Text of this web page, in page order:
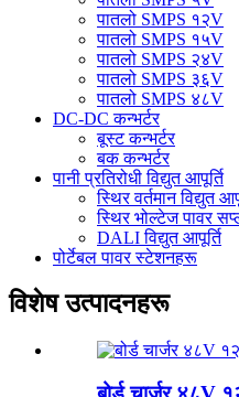
पातलो SMPS १२V
पातलो SMPS १५V
पातलो SMPS २४V
पातलो SMPS ३६V
पातलो SMPS ४८V
DC-DC कन्भर्टर
बूस्ट कन्भर्टर
बक कन्भर्टर
पानी प्रतिरोधी विद्युत आपूर्ति
स्थिर वर्तमान विद्युत
स्थिर भोल्टेज पावर
DALI विद्युत आपूर्ति
पोर्टेबल पावर स्टेशनहरू
विशेष उत्पादनहरू